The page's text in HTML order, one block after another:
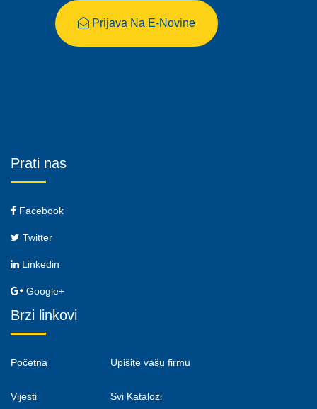
Prijava Na E-Novine
Prati nas
Facebook
Twitter
Linkedin
Google+
Brzi linkovi
Početna
Vijesti
Upišite vašu firmu
Svi Katalozi